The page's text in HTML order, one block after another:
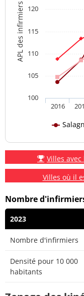
APL des infirmiers
2016
100
105
110
115
120
Villes
Villes où il
Nombre
2023
Nombre d'infirmiers
Densité pour 10 000
habitants